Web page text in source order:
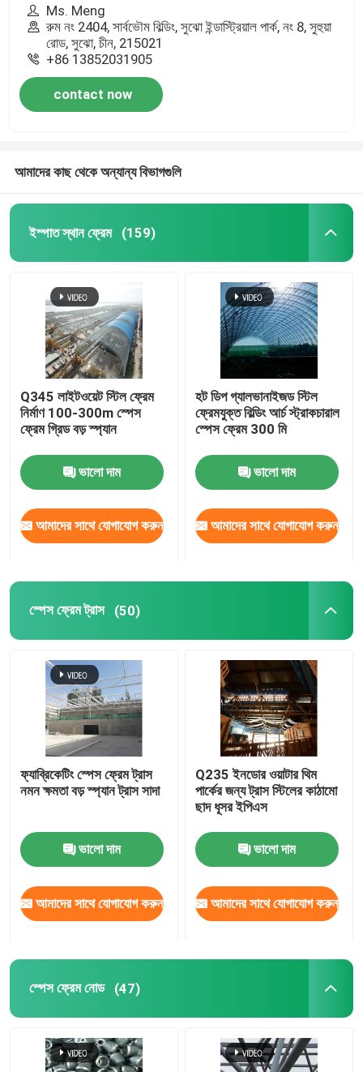
বাড়ি
পণ্য
আমাদের সম্পর্কে
Ms. Meng
রুম নং 2404, সার্বভৌম বিল্ডিং, সুঝো ইন্ডাস্ট্রিয়াল পার্ক, নং 8, সুহুয়া
রোড, সুঝো, চীন, 215021
+86 13852031905
contact now
আমাদের কাছ থেকে অন্যান্য বিভাগগুলি
ইস্পাত স্থান ফ্রেম (159)
Q345 লাইটওয়েট স্টিল ফ্রেম
নির্মাণ 100-300m স্পেস
ফ্রেম গ্রিড বড় স্প্যান
ভালো দাম
আমাদের সাথে যোগাযোগ করুন
হট ডিপ গ্যালভানাইজড স্টিল
ফ্রেমযুক্ত বিল্ডিং আর্চ স্ট্রাকচারাল
স্পেস ফ্রেম 300 মি
ভালো দাম
আমাদের সাথে যোগাযোগ করুন
স্পেস ফ্রেম ট্রাস (50)
ফ্যাব্রিকেটিং স্পেস ফ্রেম ট্রাস
নমন ক্ষমতা বড় স্প্যান ট্রাস সাদা
ভালো দাম
আমাদের সাথে যোগাযোগ করুন
Q235 ইনডোর ওয়াটার থিম
পার্কের জন্য ট্রাস স্টিলের কাঠামো
ছাদ ধূসর ইপিএস
ভালো দাম
আমাদের সাথে যোগাযোগ করুন
স্পেস ফ্রেম নোড (47)